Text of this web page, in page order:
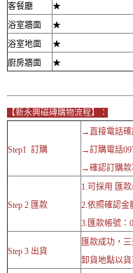
客餐廳
★
浴室牆面
★
浴室地面
★
廚房牆面
★
【新永興磁磚購物流程】：
Step1 訂購
→直接電話確
→訂購電話
→確認訂購款
Step 2 匯款
1.可採用 匯
2.依照確認金
3.匯款帳號：
Step 3 出貨
匯款成功，
卸貨地點以